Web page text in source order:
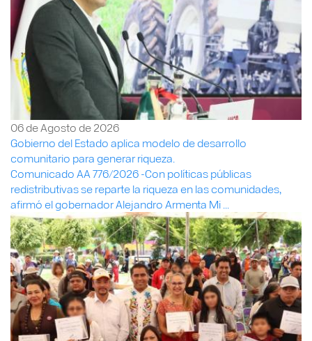
06 de Agosto de 2026
Gobierno del Estado aplica modelo de desarrollo
comunitario para generar riqueza.
Comunicado AA 776/2026 -Con políticas públicas
redistributivas se reparte la riqueza en las comunidades,
afirmó el gobernador Alejandro Armenta Mi ...